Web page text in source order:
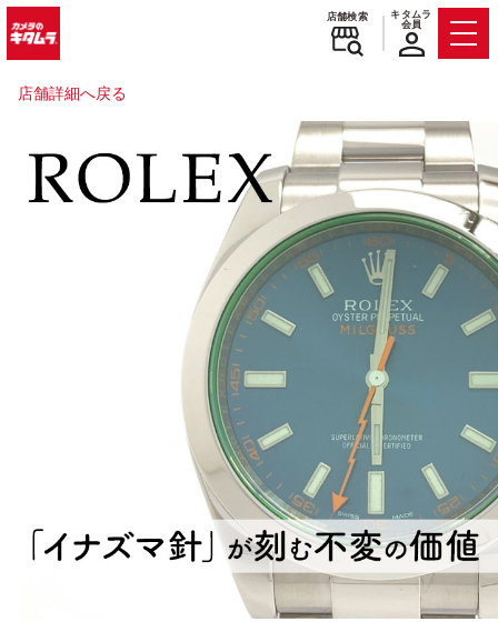
店舗検索
キタムラ
会員
店舗詳細へ戻る